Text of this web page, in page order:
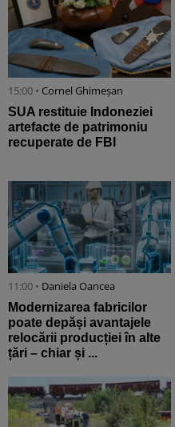
15:00 • Cornel Ghimeșan
SUA restituie Indoneziei
artefacte de patrimoniu
recuperate de FBI
11:00 • Daniela Oancea
Modernizarea fabricilor
poate depăși avantajele
relocării producției în alte
țări – chiar și ...